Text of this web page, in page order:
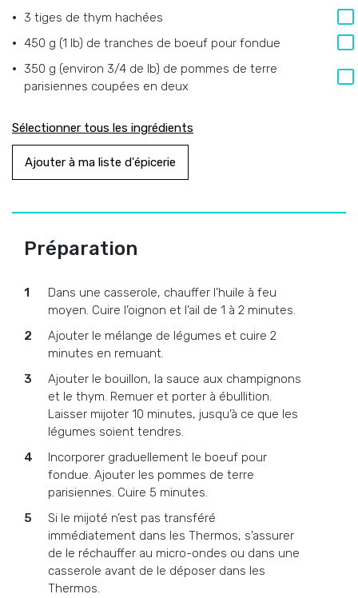
3 tiges de thym hachées
450 g (1 lb) de tranches de boeuf pour fondue
350 g (environ 3/4 de lb) de pommes de terre
parisiennes coupées en deux
Sélectionner tous les ingrédients
Ajouter à ma liste d'épicerie
Préparation
Dans une casserole, chauffer l’huile à feu
moyen. Cuire l’oignon et l’ail de 1 à 2 minutes.
Ajouter le mélange de légumes et cuire 2
minutes en remuant.
Ajouter le bouillon, la sauce aux champignons
et le thym. Remuer et porter à ébullition.
Laisser mijoter 10 minutes, jusqu’à ce que les
légumes soient tendres.
Incorporer graduellement le boeuf pour
fondue. Ajouter les pommes de terre
parisiennes. Cuire 5 minutes.
Si le mijoté n’est pas transféré
immédiatement dans les Thermos, s’assurer
de le réchauffer au micro-ondes ou dans une
casserole avant de le déposer dans les
Thermos.